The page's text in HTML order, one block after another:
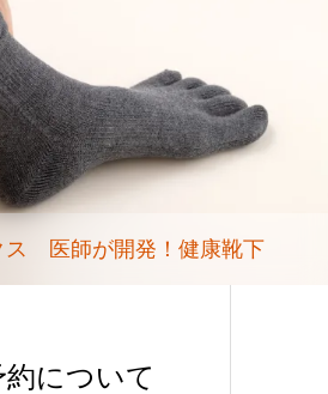
ス 医師が開発！健康靴下
について